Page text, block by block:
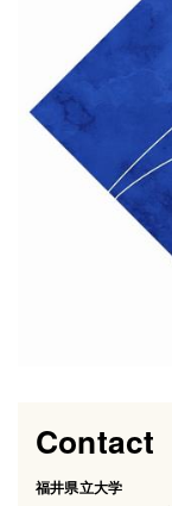
Contact
福井県立大学